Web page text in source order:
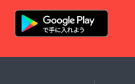
力 Sebastian ミキシング
斎藤大茂（Nesteg Co.,ltd）
行 虎瀬くの シーン構成